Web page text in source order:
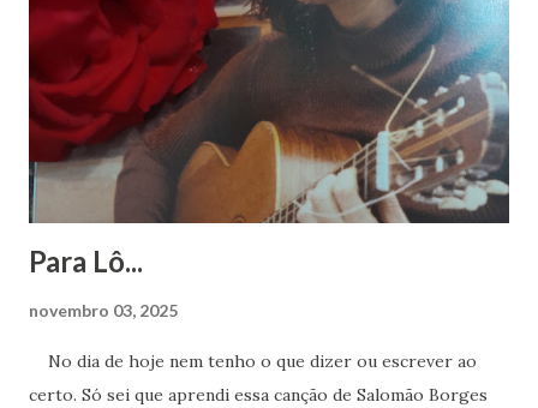
m
e
n
á
r
i
Para Lô...
novembro 03, 2025
No dia de hoje nem tenho o que dizer ou escrever ao
certo. Só sei que aprendi essa canção de Salomão Borges